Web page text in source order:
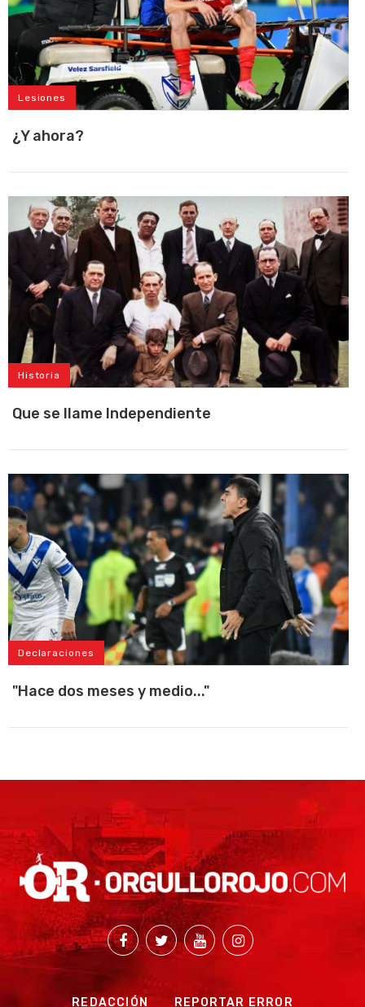
Lesiones
¿Y ahora?
Historia
Que se llame Independiente
Declaraciones
"Hace dos meses y medio..."
REDACCIÓN REPORTAR ERROR